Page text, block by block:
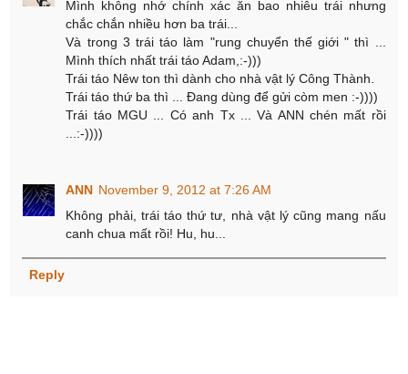
Mình không nhớ chính xác ăn bao nhiêu trái nhưng
chắc chắn nhiều hơn ba trái...
Và trong 3 trái táo làm "rung chuyển thế giới " thì ...
Mình thích nhất trái táo Adam,:-)))
Trái táo Nêw ton thì dành cho nhà vật lý Công Thành.
Trái táo thứ ba thì ... Đang dùng để gửi còm men :-))))
Trái táo MGU ... Có anh Tx ... Và ANN chén mất rồi
...:-))))
ANN November 9, 2012 at 7:26 AM
Không phải, trái táo thứ tư, nhà vật lý cũng mang nấu
canh chua mất rồi! Hu, hu...
Reply